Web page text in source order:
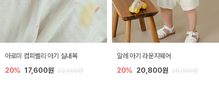
아로미 컴피벨리 아기 실내복
20% 17,600원 22,000원
알레 아기 라운지웨어
20% 20,800원 26,000원